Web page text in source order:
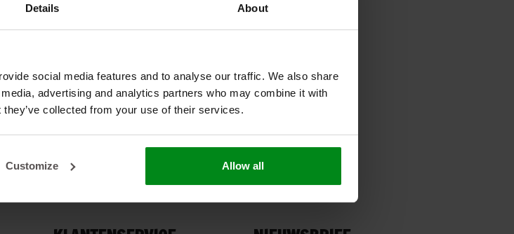
Details About
social media features and to analyse our traffic. We also share
advertising and analytics partners who may combine it with
collected from your use of their services.
Customize Allow all